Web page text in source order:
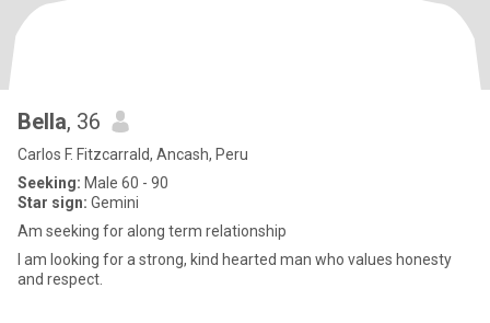
Bella, 36
Carlos F. Fitzcarrald, Ancash, Peru
Seeking: Male 60 - 90
Star sign: Gemini
Am seeking for along term relationship
I am looking for a strong, kind hearted man who values honesty
and respect.